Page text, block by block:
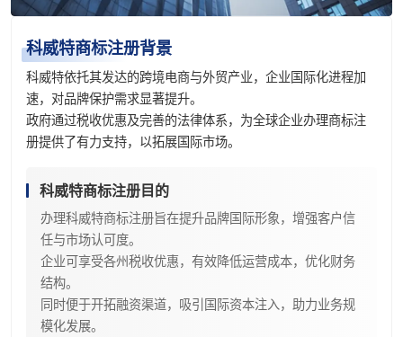
科威特商标注册背景
科威特依托其发达的跨境电商与外贸产业，企业国际化进程加
速，对品牌保护需求显著提升。
政府通过税收优惠及完善的法律体系，为全球企业办理商标注
册提供了有力支持，以拓展国际市场。
科威特商标注册目的
办理科威特商标注册旨在提升品牌国际形象，增强客户信
任与市场认可度。
企业可享受各州税收优惠，有效降低运营成本，优化财务
结构。
同时便于开拓融资渠道，吸引国际资本注入，助力业务规
模化发展。